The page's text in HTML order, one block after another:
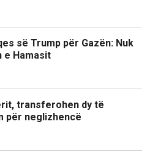
së Trump për Gazën: Nuk
e Hamasit
transferohen dy të
për neglizhencë